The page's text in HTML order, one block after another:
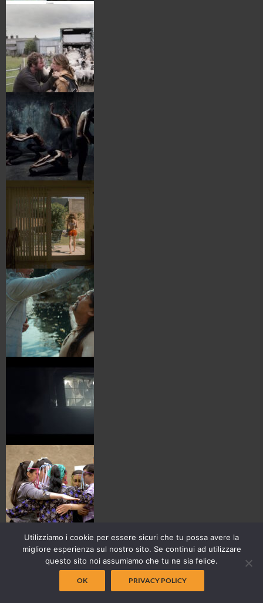
Utilizziamo i cookie per essere sicuri che tu possa avere la
migliore esperienza sul nostro sito. Se continui ad utilizzare
questo sito noi assumiamo che tu ne sia felice.
OK PRIVACY POLICY